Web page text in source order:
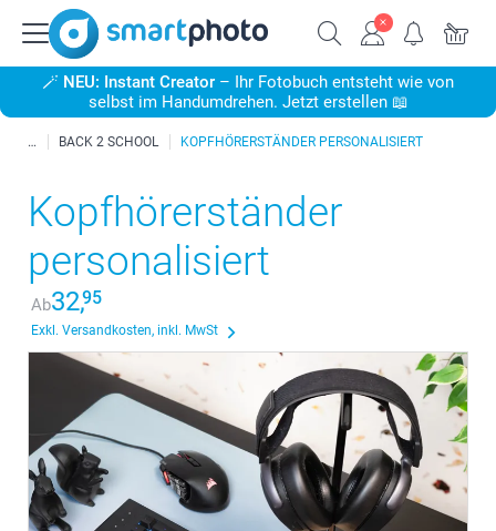
🪄 NEU: Instant Creator – Ihr Fotobuch entsteht wie von
selbst im Handumdrehen. Jetzt erstellen 📖
BACK 2 SCHOOL KOPFHÖRERSTÄNDER PERSONALISIERT
Kopfhörerständer
personalisiert
Ab32,95
Exkl. Versandkosten, inkl. MwSt